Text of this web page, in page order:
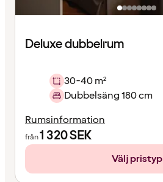
Deluxe dubbelrum
30-40 m²
Dubbelsäng 180 cm
Rumsinformation
från1 320SEK
Välj pristyp